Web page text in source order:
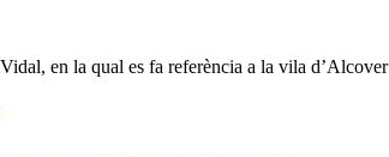
en la qual es fa referència a la vila d’Alcover